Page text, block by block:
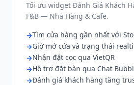
Tối ưu widget Đánh Giá Khách
F&B — Nhà Hàng & Cafe.
Tìm cửa hàng gần nhất với
Giờ mở cửa và trạng thái
Nhận đặt cọc qua VietQR
Hỗ trợ đặt bàn qua Chat
Đánh giá khách hàng tăng